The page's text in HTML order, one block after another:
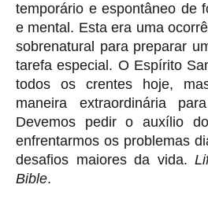
temporário e espontâneo de
e mental. Esta era uma
sobrenatural para preparar
tarefa especial. O Espírito
todos os crentes hoje,
maneira extraordinária
Devemos pedir o auxílio
enfrentarmos os problemas
desafios maiores da vida.
Bible.